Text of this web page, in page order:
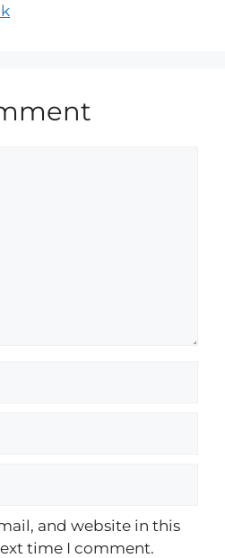
and website in this
time I comment.